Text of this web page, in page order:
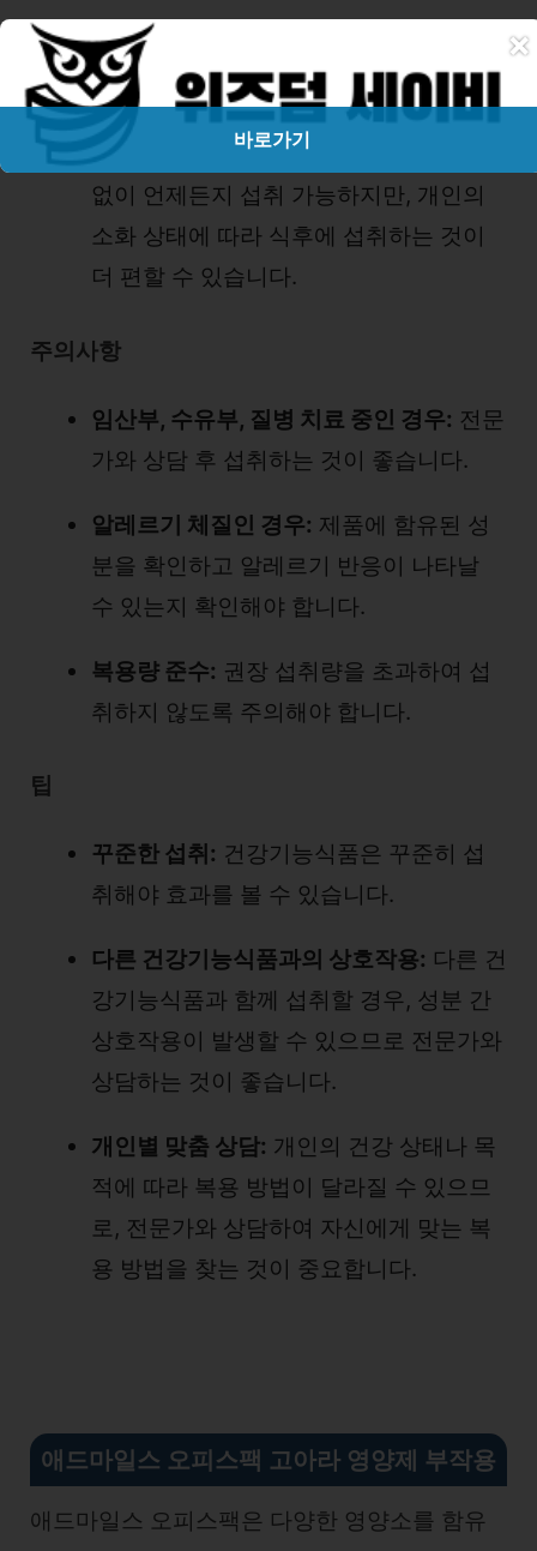
물과 함께 섭취:
소 흡수를 도울 수 있습니다.
식사와 관계없이 섭취 가능:
없이 언제든지 섭취 가능하지만, 개인의
소화 상태에 따라 식후에 섭취하는 것이
더 편할 수 있습니다.
주의사항
임산부, 수유부, 질병 치료 중인 경우: 전문
가와 상담 후 섭취하는 것이 좋습니다.
알레르기 체질인 경우: 제품에 함유된 성
분을 확인하고 알레르기 반응이 나타날
수 있는지 확인해야 합니다.
복용량 준수: 권장 섭취량을 초과하여 섭
취하지 않도록 주의해야 합니다.
팁
꾸준한 섭취: 건강기능식품은 꾸준히 섭
취해야 효과를 볼 수 있습니다.
다른 건강기능식품과의 상호작용: 다른 건
강기능식품과 함께 섭취할 경우, 성분 간
상호작용이 발생할 수 있으므로 전문가와
상담하는 것이 좋습니다.
개인별 맞춤 상담: 개인의 건강 상태나 목
적에 따라 복용 방법이 달라질 수 있으므
로, 전문가와 상담하여 자신에게 맞는 복
용 방법을 찾는 것이 중요합니다.
애드마일스 오피스팩 고아라 영양제 부작용
애드마일스 오피스팩은 다양한 영양소를 함유
×
바로가기